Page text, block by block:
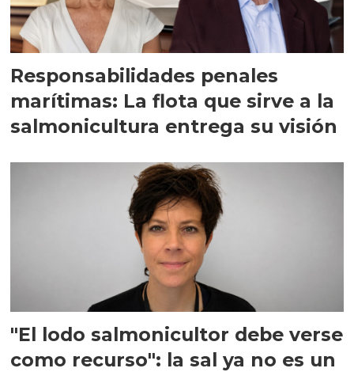
Responsabilidades penales
marítimas: La flota que sirve a la
salmonicultura entrega su visión
"El lodo salmonicultor debe verse
como recurso": la sal ya no es un